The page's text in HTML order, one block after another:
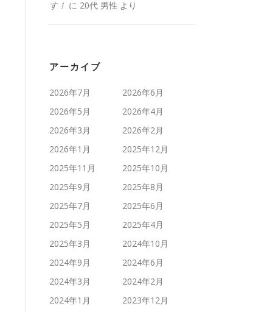
す！ に 20代 男性 より
アーカイブ
2026年7月
2026年6月
2026年5月
2026年4月
2026年3月
2026年2月
2026年1月
2025年12月
2025年11月
2025年10月
2025年9月
2025年8月
2025年7月
2025年6月
2025年5月
2025年4月
2025年3月
2024年10月
2024年9月
2024年6月
2024年3月
2024年2月
2024年1月
2023年12月